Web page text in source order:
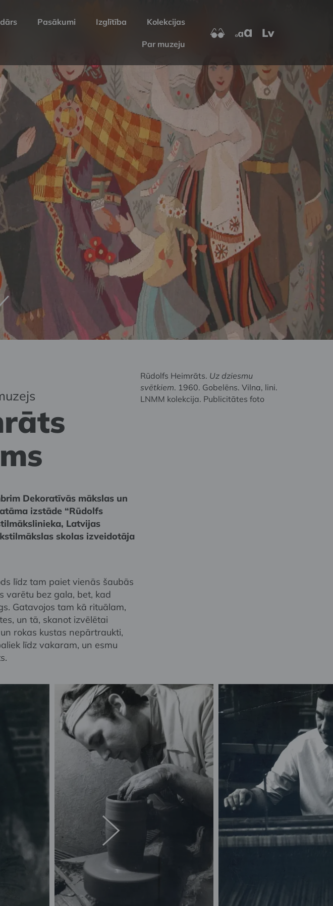
Pasākumi Izglītība Kolekcijas
Par muzeju
Lv
Rūdolfs Heimrāts. Uz dziesmu
svētkiem. 1960. Gobelēns. Vilna, lini.
LNMM kolekcija. Publicitātes foto
Dekoratīvās mākslas un
izstāde “Rūdolfs
Latvijas
skolas izveidotāja
līdz tam paiet vienās šaubās
varētu bez gala, bet, kad
Gatavojos tam kā rituālam,
un tā, skanot izvēlētai
rokas kustas nepārtraukti,
līdz vakaram, un esmu